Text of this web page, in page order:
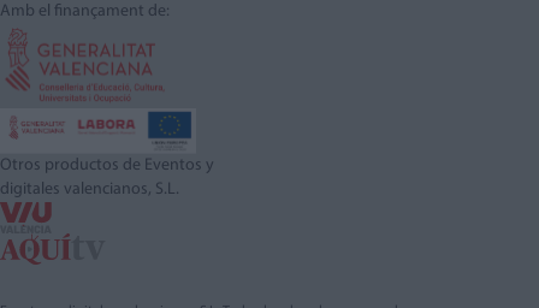
Amb el finançament de:
Otros productos de Eventos y
digitales valencianos, S.L.